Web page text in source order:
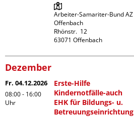
Arbeiter-Samariter-Bund AZ
Offenbach
Rhönstr.  12
Dezember
Fr. 04.12.2026
08:00 - 16:00
Uhr
Erste-Hilfe
Kindernotfälle-auch
EHK für Bildungs- u.
Betreuungseinrichtung